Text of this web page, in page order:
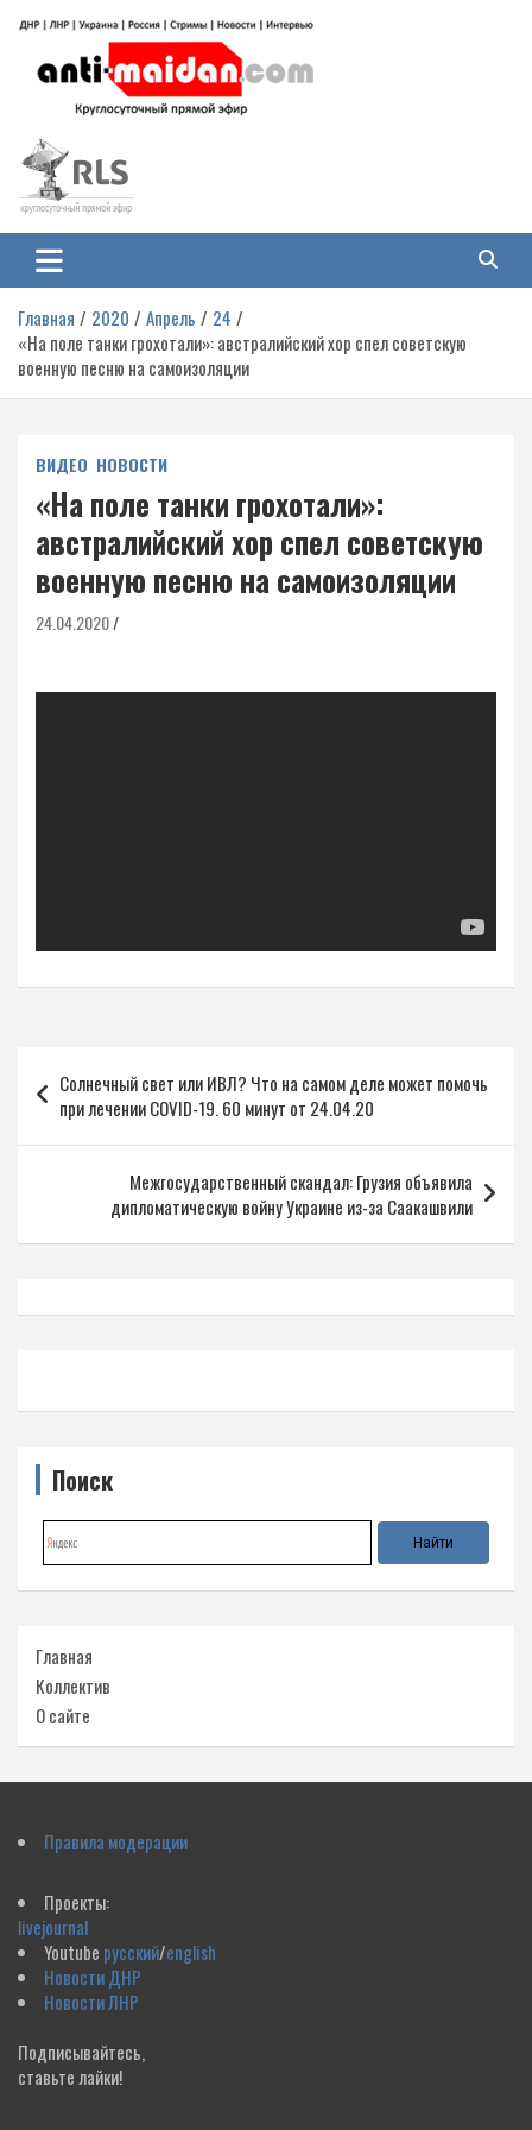
содержимому
Антимайдан: Гражданская война
на Украине
гражданской войне на Украине, включая события в Новороссии, ДНР,
ЛНР и других регионах.
Главная 2020 Апрель
24
«На поле танки грохотали»: австралийский хор спел советскую
военную песню на самоизоляции
ВИДЕО НОВОСТИ
«На поле танки грохотали»:
австралийский хор спел советскую
военную песню на самоизоляции
24.04.2020
по
записям
Солнечный свет или ИВЛ? Что на самом деле может помочь
при лечении COVID-19. 60 минут от 24.04.20
Межгосударственный скандал: Грузия объявила
дипломатическую войну Украине из-за Саакашвили
Поиск
Главная
Коллектив
О сайте
Правила модерации
Проекты:
livejournal
Youtube русский/english
Новости ДНР
Новости ЛНР
Подписывайтесь,
ставьте лайки!